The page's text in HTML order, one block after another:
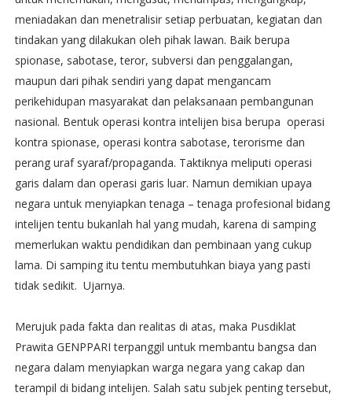
meniadakan dan menetralisir setiap perbuatan, kegiatan dan
tindakan yang dilakukan oleh pihak lawan. Baik berupa
spionase, sabotase, teror, subversi dan penggalangan,
maupun dari pihak sendiri yang dapat mengancam
perikehidupan masyarakat dan pelaksanaan pembangunan
nasional. Bentuk operasi kontra intelijen bisa berupa operasi
kontra spionase, operasi kontra sabotase, terorisme dan
perang uraf syaraf/propaganda. Taktiknya meliputi operasi
garis dalam dan operasi garis luar. Namun demikian upaya
negara untuk menyiapkan tenaga – tenaga profesional bidang
intelijen tentu bukanlah hal yang mudah, karena di samping
memerlukan waktu pendidikan dan pembinaan yang cukup
lama. Di samping itu tentu membutuhkan biaya yang pasti
tidak sedikit. Ujarnya.
Merujuk pada fakta dan realitas di atas, maka Pusdiklat
Prawita GENPPARI terpanggil untuk membantu bangsa dan
negara dalam menyiapkan warga negara yang cakap dan
terampil di bidang intelijen. Salah satu subjek penting tersebut,